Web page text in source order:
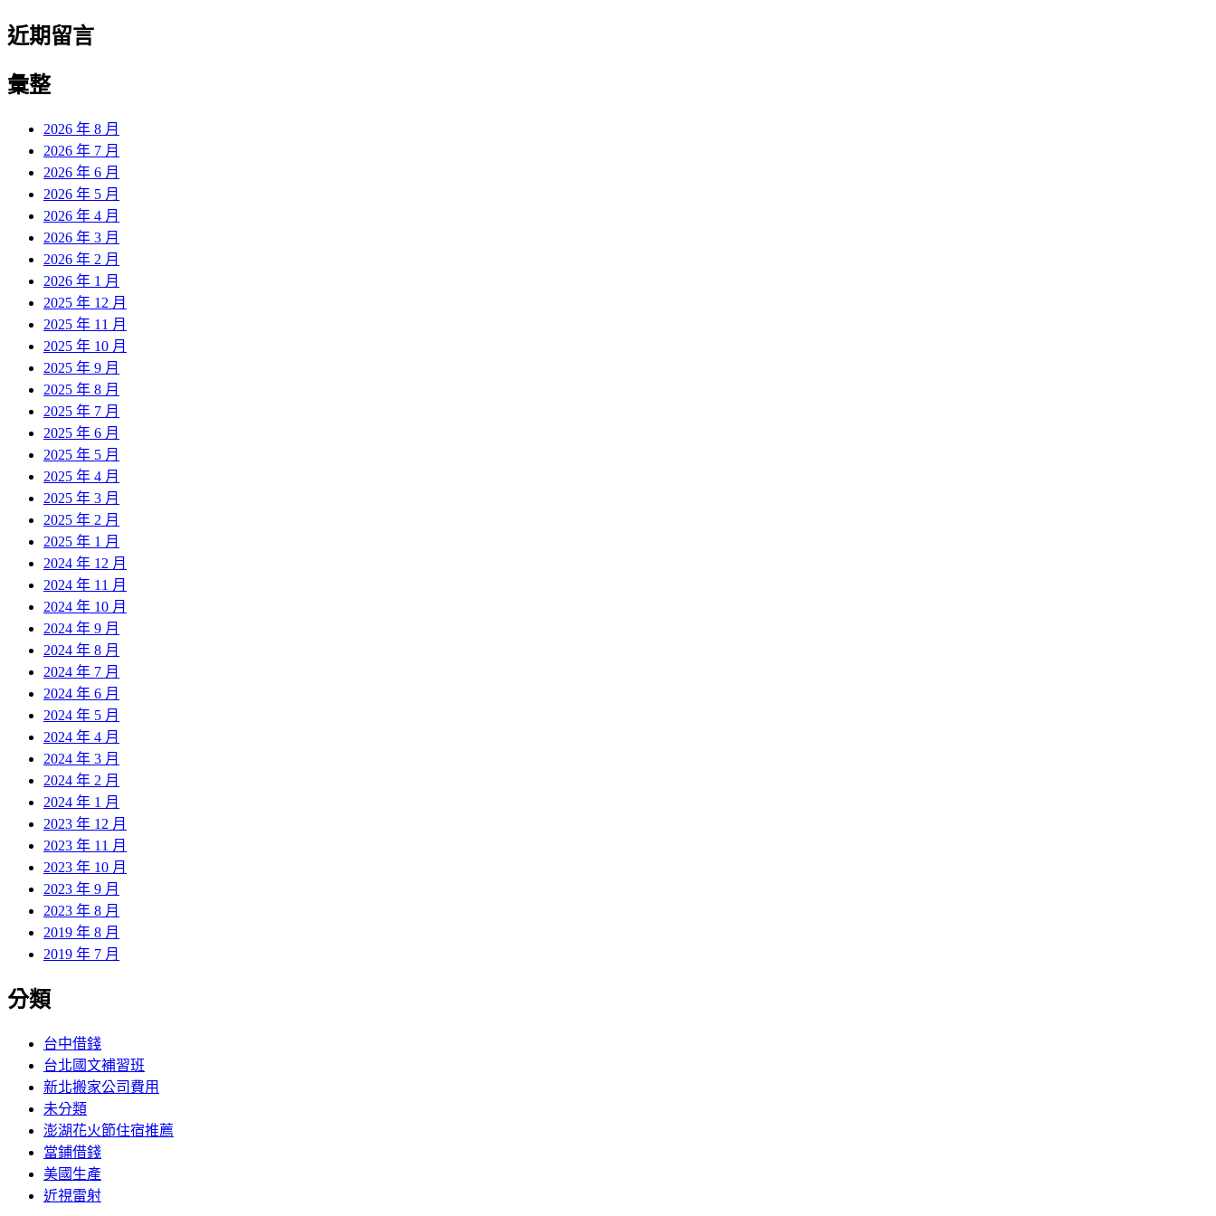
近期留言
彙整
2026 年 8 月
2026 年 7 月
2026 年 6 月
2026 年 5 月
2026 年 4 月
2026 年 3 月
2026 年 2 月
2026 年 1 月
2025 年 12 月
2025 年 11 月
2025 年 10 月
2025 年 9 月
2025 年 8 月
2025 年 7 月
2025 年 6 月
2025 年 5 月
2025 年 4 月
2025 年 3 月
2025 年 2 月
2025 年 1 月
2024 年 12 月
2024 年 11 月
2024 年 10 月
2024 年 9 月
2024 年 8 月
2024 年 7 月
2024 年 6 月
2024 年 5 月
2024 年 4 月
2024 年 3 月
2024 年 2 月
2024 年 1 月
2023 年 12 月
2023 年 11 月
2023 年 10 月
2023 年 9 月
2023 年 8 月
2019 年 8 月
2019 年 7 月
分類
台中借錢
台北國文補習班
新北搬家公司費用
未分類
澎湖花火節住宿推薦
當鋪借錢
美國生產
近視雷射